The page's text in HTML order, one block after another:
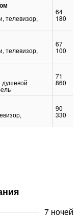
телевизор,
64
180
телевизор,
67
100
душевой
71
860
90
330
7 ночей